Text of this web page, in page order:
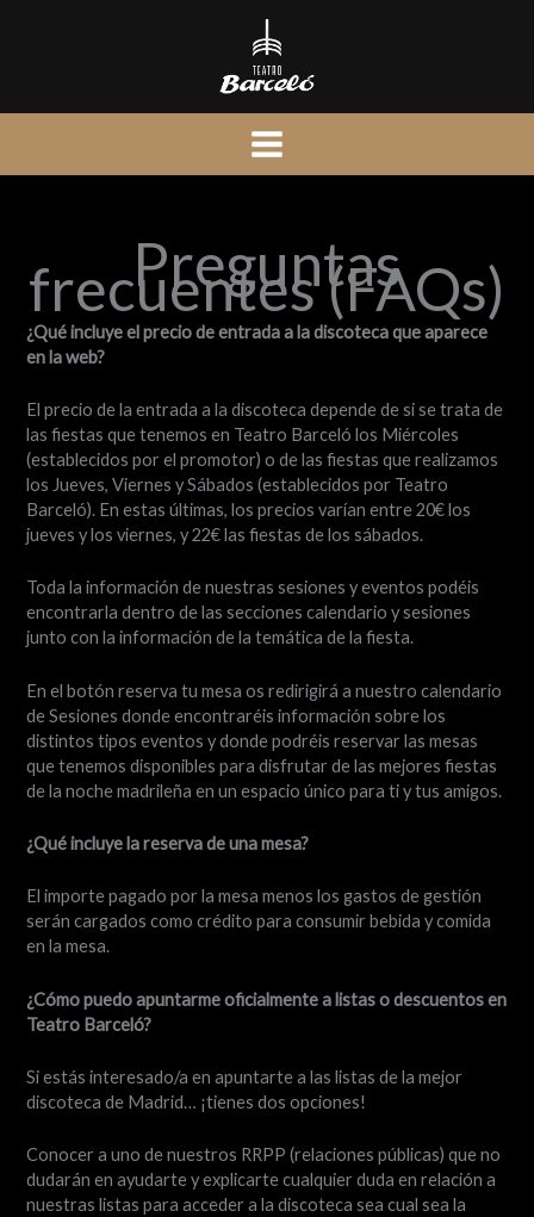
Preguntas
frecuentes (FAQs)
¿Qué incluye el precio de entrada a la discoteca que aparece
en la web?
El precio de la entrada a la discoteca depende de si se trata de
las fiestas que tenemos en Teatro Barceló los Miércoles
(establecidos por el promotor) o de las fiestas que realizamos
los Jueves, Viernes y Sábados (establecidos por Teatro
Barceló). En estas últimas, los precios varían entre 20€ los
jueves y los viernes, y 22€ las fiestas de los sábados.
Toda la información de nuestras sesiones y eventos podéis
encontrarla dentro de las secciones calendario y sesiones
junto con la información de la temática de la fiesta.
En el botón reserva tu mesa os redirigirá a nuestro calendario
de Sesiones donde encontraréis información sobre los
distintos tipos eventos y donde podréis reservar las mesas
que tenemos disponibles para disfrutar de las mejores fiestas
de la noche madrileña en un espacio único para ti y tus amigos.
¿Qué incluye la reserva de una mesa?
El importe pagado por la mesa menos los gastos de gestión
serán cargados como crédito para consumir bebida y comida
en la mesa.
¿Cómo puedo apuntarme oficialmente a listas o descuentos en
Teatro Barceló?
Si estás interesado/a en apuntarte a las listas de la mejor
discoteca de Madrid… ¡tienes dos opciones!
Conocer a uno de nuestros RRPP (relaciones públicas) que no
dudarán en ayudarte y explicarte cualquier duda en relación a
nuestras listas para acceder a la discoteca sea cual sea la